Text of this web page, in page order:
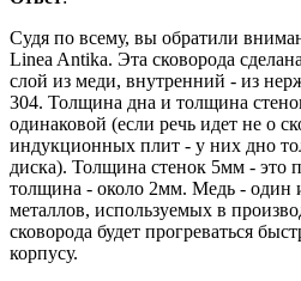
Судя по всему, вы обратили
Linea Antika. Эта сковорода
слой из меди, внутренний - из
304. Толщина дна и толщина
одинаковой (если речь идет не о
индукционных плит - у них дно
диска). Толщина стенок 5мм - это
толщина - около 2мм. Медь - один
металлов, используемых в
сковорода будет прогреваться
корпусу.